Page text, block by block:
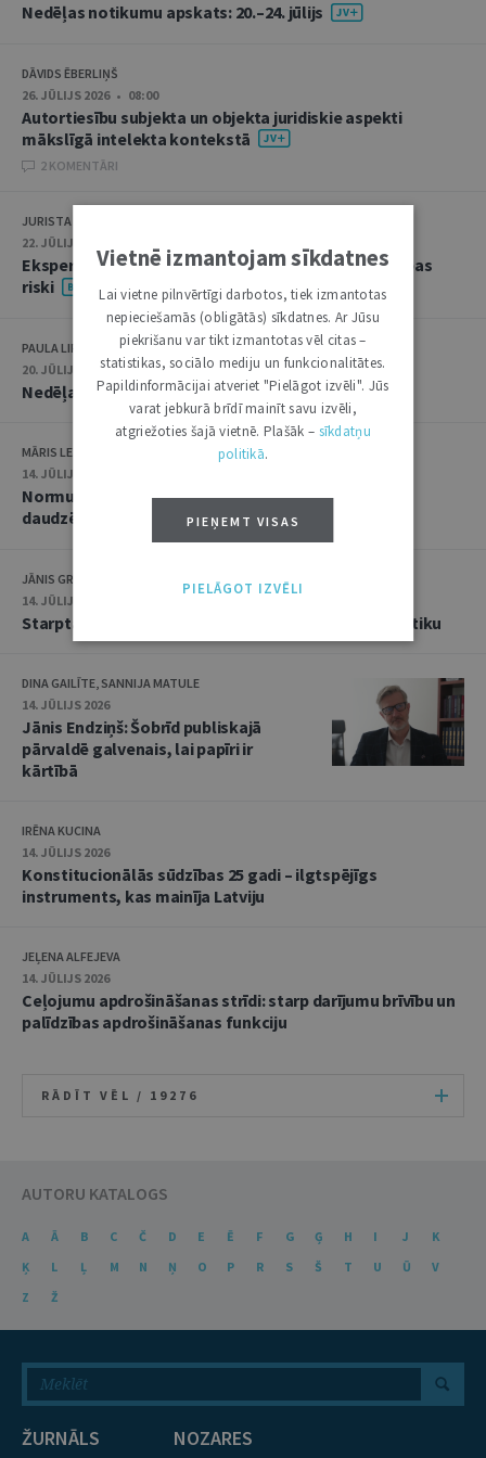
Nedēļas notikumu apskats: 20.–24. jūlijs
DĀVIDS ĒBERLIŅŠ
26. JŪLIJS 2026 • 08:00
Autortiesību subjekta un objekta juridiskie aspekti
mākslīgā intelekta kontekstā
2 KOMENTĀRI
JURISTA VĀRDS
22. JŪLIJS 2026 • 14:00
Ekspertu saruna jūlijā: krimināltiesības un būvniecības
riski
PAULA LIPE
20. JŪLIJS 2026 • 16:05
Nedēļas notikumu apskats: 13.–17. jūlijs
MĀRIS LEJA
14. JŪLIJS 2026
Normu konkurences un noziedzīgu nodarījumu
daudzējādības problemātika
JĀNIS GRASIS
14. JŪLIJS 2026
Starptautiskās tiesības: mazās valstis pret reālpolitiku
DINA GAILĪTE, SANNIJA MATULE
14. JŪLIJS 2026
Jānis Endziņš: Šobrīd publiskajā
pārvaldē galvenais, lai papīri ir
kārtībā
IRĒNA KUCINA
14. JŪLIJS 2026
Konstitucionālās sūdzības 25 gadi – ilgtspējīgs
instruments, kas mainīja Latviju
JEĻENA ALFEJEVA
14. JŪLIJS 2026
Ceļojumu apdrošināšanas strīdi: starp darījumu brīvību un
palīdzības apdrošināšanas funkciju
RĀDĪT VĒL / 19276
AUTORU KATALOGS
A Ā B C Č D E Ē F G Ģ H I J
K
Ķ
L Ļ M N Ņ O P R S Š T U Ū
V
Z
Ž
ŽURNĀLS
NOZARES
Vietnē izmantojam sīkdatnes
Lai vietne pilnvērtīgi darbotos, tiek izmantotas
nepieciešamās (obligātās) sīkdatnes. Ar Jūsu
piekrišanu var tikt izmantotas vēl citas –
statistikas, sociālo mediju un funkcionalitātes.
Papildinformācijai atveriet "Pielāgot izvēli". Jūs
varat jebkurā brīdī mainīt savu izvēli,
atgriežoties šajā vietnē. Plašāk – sīkdatņu
politikā.
PIEŅEMT VISAS
PIELĀGOT IZVĒLI